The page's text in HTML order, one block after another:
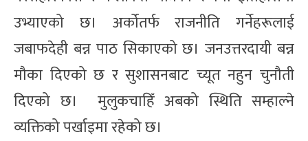
उभ्याएको छ। अर्कोतर्फ राजनीति गर्नेहरूलाई
जबाफदेही बन्न पाठ सिकाएको छ। जनउत्तरदायी बन्न
मौका दिएको छ र सुशासनबाट च्यूत नहुन चुनौती
दिएको छ। मुलुकचाहिँ अबको स्थिति सम्हाल्ने
व्यक्तिको पर्खाइमा रहेको छ।